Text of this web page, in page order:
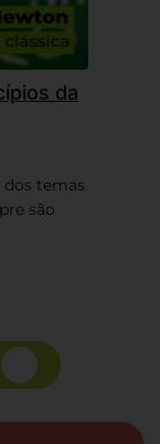
da
temas
são